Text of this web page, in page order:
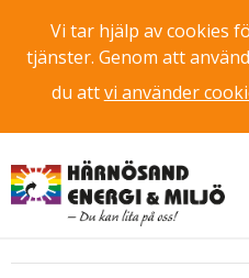
Vi tar hjälp av cookies
tjänster. Genom att
du attvi använder